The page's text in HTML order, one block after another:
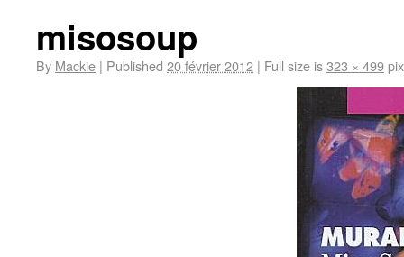
misosoup
By Mackie | Published 20 février 2012 | Full size is323 × 499